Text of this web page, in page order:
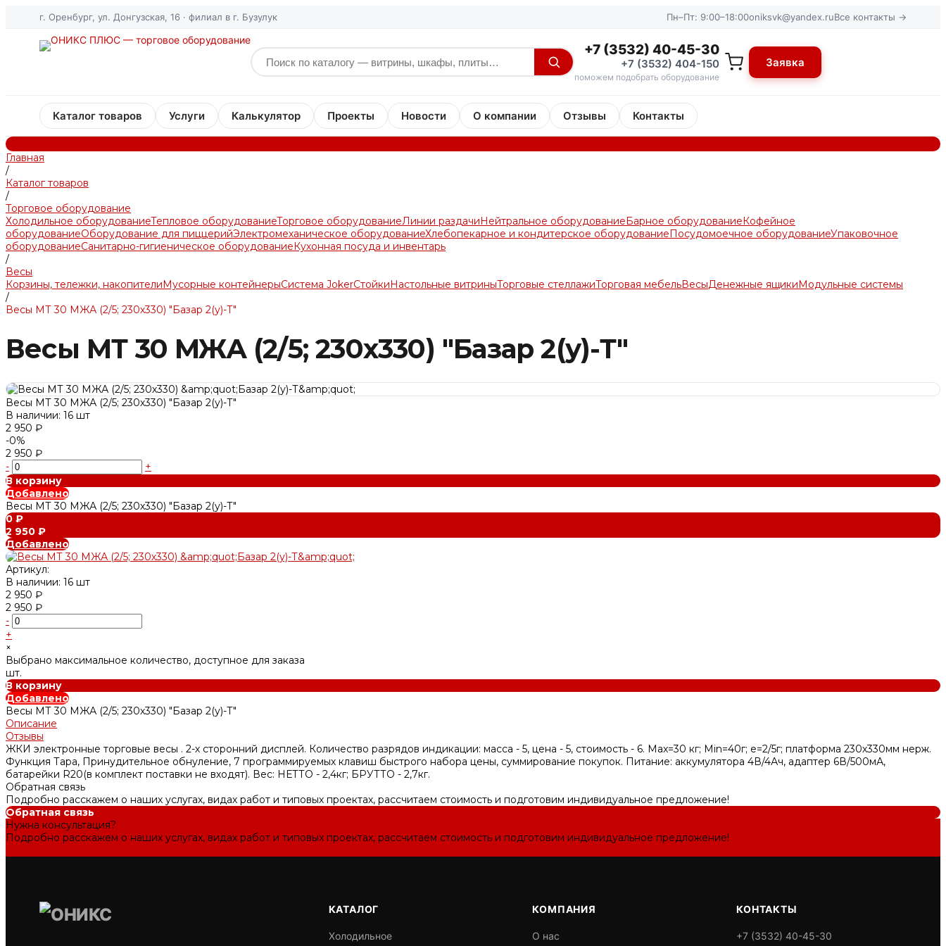
г. Оренбург, ул. Донгузская, 16 · филиал в г. Бузулук Пн–Пт: 9:00–18:00oniksvk@yandex.ruВсе контакты →
+7 (3532) 40-45-30
+7 (3532) 404-150
поможем подобрать оборудование
Заявка
Каталог товаров Услуги Калькулятор Проекты Новости О компании Отзывы Контакты
Главная
/
Каталог товаров
/
Торговое оборудование
Холодильное оборудованиеТепловое оборудованиеТорговое оборудованиеЛинии раздачиНейтральное оборудованиеБарное оборудованиеКофейное
оборудованиеОборудование для пиццерийЭлектромеханическое оборудованиеХлебопекарное и кондитерское оборудованиеПосудомоечное оборудованиеУпаковочное
оборудованиеСанитарно-гигиеническое оборудованиеКухонная посуда и инвентарь
/
Весы
Корзины, тележки, накопителиМусорные контейнерыСистема JokerСтойкиНастольные витриныТорговые стеллажиТорговая мебельВесыДенежные ящикиМодульные системы
/
Весы МТ 30 МЖА (2/5; 230х330) "Базар 2(у)-Т"
Весы МТ 30 МЖА (2/5; 230х330) "Базар 2(у)-Т"
Весы МТ 30 МЖА (2/5; 230х330) "Базар 2(у)-Т"
В наличии: 16 шт
2 950 ₽
-0%
2 950 ₽
-
+
В корзину
Добавлено
Весы МТ 30 МЖА (2/5; 230х330) "Базар 2(у)-Т"
0 ₽
2 950 ₽
Добавлено
Артикул:
В наличии: 16 шт
2 950 ₽
2 950 ₽
-
+
×
Выбрано максимальное количество, доступное для заказа
шт.
В корзину
Добавлено
Весы МТ 30 МЖА (2/5; 230х330) "Базар 2(у)-Т"
Описание
Отзывы
ЖКИ электронные торговые весы . 2-х сторонний дисплей. Количество разрядов индикации: масса - 5, цена - 5, стоимость - 6. Max=30 кг; Min=40г; e=2/5г; платформа 230х330мм нерж.
Функция Тара, Принудительное обнуление, 7 программируемых клавиш быстрого набора цены, суммирование покупок. Питание: аккумулятора 4В/4Ач, адаптер 6В/500мА,
батарейки R20(в комплект поставки не входят). Вес: НЕТТО - 2,4кг; БРУТТО - 2,7кг.
Обратная связь
Подробно расскажем о наших услугах, видах работ и типовых проектах, рассчитаем стоимость и подготовим индивидуальное предложение!
Обратная связь
Нужна консультация?
Подробно расскажем о наших услугах, видах работ и типовых проектах, рассчитаем стоимость и подготовим индивидуальное предложение!
КАТАЛОГ
Холодильное
КОМПАНИЯ
О нас
КОНТАКТЫ
+7 (3532) 40-45-30